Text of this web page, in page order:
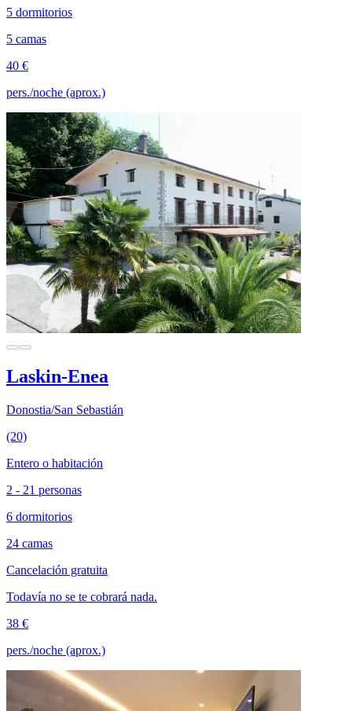
5 dormitorios
5 camas
40 €
pers./noche (aprox.)
Laskin-Enea
Donostia/San Sebastián
(20)
Entero o habitación
2 - 21 personas
6 dormitorios
24 camas
Cancelación gratuita
Todavía no se te cobrará nada.
38 €
pers./noche (aprox.)